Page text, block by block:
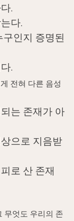
.
다.
구인지 증명된
.
전혀 다른 음성
는 존재가 아
으로 지음받
로 산 존재
무엇도 우리의 존